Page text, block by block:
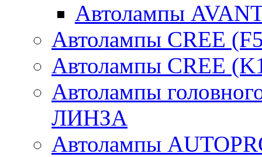
Автолампы
Автолампы CREE
Автолампы CREE
Автолампы
ЛИНЗА
Автолампы